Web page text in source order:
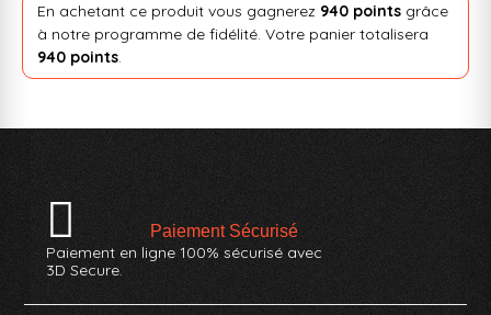
En achetant ce produit vous gagnerez 940 pointsgrâce
à notre programme de fidélité. Votre panier totalisera
940 points.
Paiement Sécurisé
Paiement en ligne 100% sécurisé avec
3D Secure.